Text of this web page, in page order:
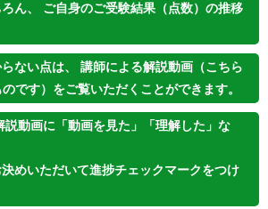
ん、 ご自身のご受験結果（点数）の推移
ない点は、 講師による解説動画（こちら
です）をご覧いただくことができます。
説動画に「動画を見た」「理解した」な
めいただいて進捗チェックマークをつけ